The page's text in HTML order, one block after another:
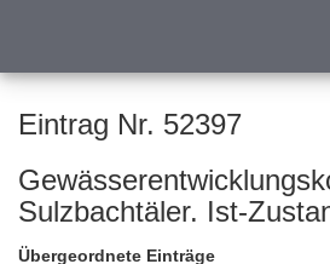
Eintrag Nr. 52397
Sulzbachtäler. Ist-
Übergeordnete Einträge